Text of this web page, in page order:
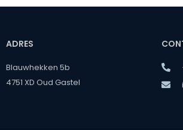
ADRES
Blauwhekken 5b
4751 XD Oud Gastel